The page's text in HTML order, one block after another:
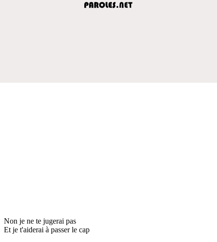
Non je ne te jugerai pas
Et je t'aiderai à passer le cap